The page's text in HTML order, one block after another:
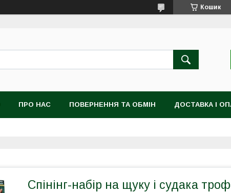
Кошик
ПРО НАС ПОВЕРНЕННЯ ТА ОБМІН ДОСТАВКА І
Спінінг-набір на щуку і судака